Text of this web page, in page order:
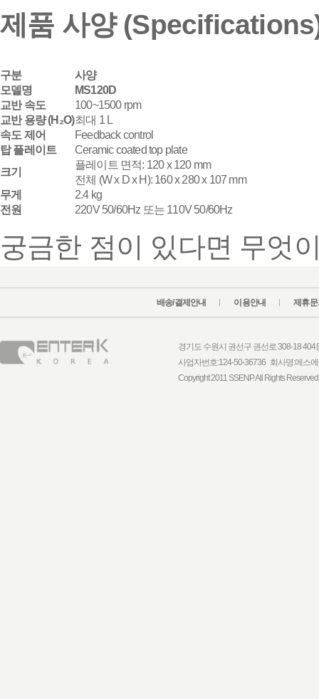
제품 사양
구분
사양
모델명
MS120D
교반 속도
100~1500 rpm
교반 용량 (H₂O)최대 1 L
속도 제어
Feedback control
탑 플레이트
Ceramic coated top plate
크기
플레이트 면적: 120 x 120 mm
전체 (W x D x H): 160 x 280 x 107 mm
무게
2.4 kg
전원
220V 50/60Hz 또는 110V 50/60Hz
궁금한 점이 있다면 무엇
배송/결제안내 이용안내 제휴문
경기도 수원시 권선구 권선로 308-18
사업자번호:124-50-36736 회사명:에스
Copyright 2011 SSENP. All Rights Reserved